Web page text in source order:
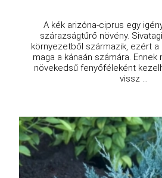
A kék arizóna-ciprus egy
szárazságtűrő növény.
környezetből származik, ezért a
maga a kánaán számára.
növekedsű fenyőféleként
vissz ...